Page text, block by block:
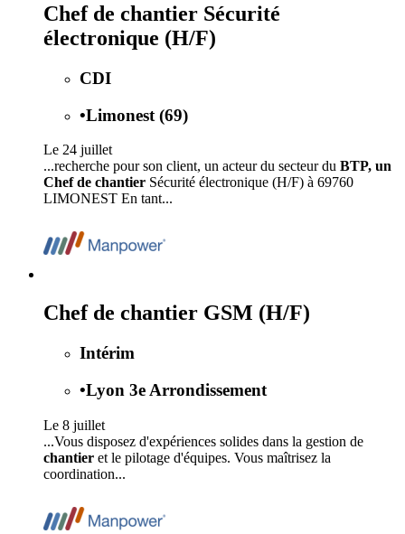
Chef de chantier Sécurité
électronique (H/F)
CDI
•Limonest (69)
Le 24 juillet
...recherche pour son client, un acteur du secteur du BTP, un
Chef de chantier Sécurité électronique (H/F) à 69760
LIMONEST En tant...
Chef de chantier GSM (H/F)
Intérim
•Lyon 3e Arrondissement
Le 8 juillet
...Vous disposez d'expériences solides dans la gestion de
chantier et le pilotage d'équipes. Vous maîtrisez la
coordination...